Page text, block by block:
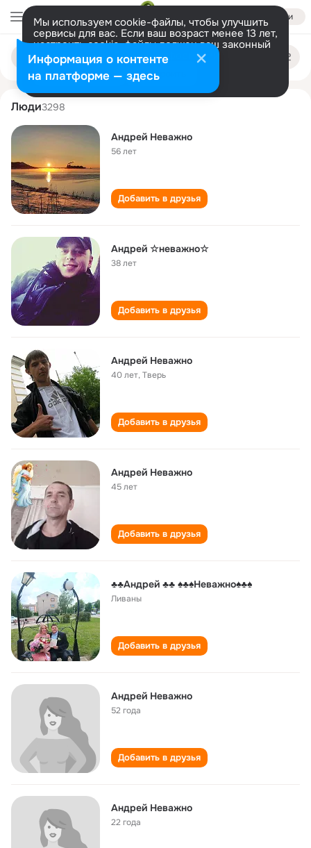
Войти
Мы используем cookie-файлы, чтобы улучшить
сервисы для вас. Если ваш возраст менее 13 лет,
настроить cookie-файлы должен ваш законный
представитель. Больше информации
Разрешить все Настроить
Поиск
людям
andrey nevazhno
Люди3298
Андрей Неважно
56 лет
Добавить в друзья
Андрей ☆неважно☆
38 лет
Добавить в друзья
Андрей Неважно
40 лет,Тверь
Добавить в друзья
Андрей Неважно
45 лет
Добавить в друзья
♣️♣️Андрей ♣️♣ ♠♣♠Неважно♠♣♠
Ливаны
Добавить в друзья
Андрей Неважно
52 года
Добавить в друзья
Андрей Неважно
22 года
Информация о контенте
на платформе — здесь